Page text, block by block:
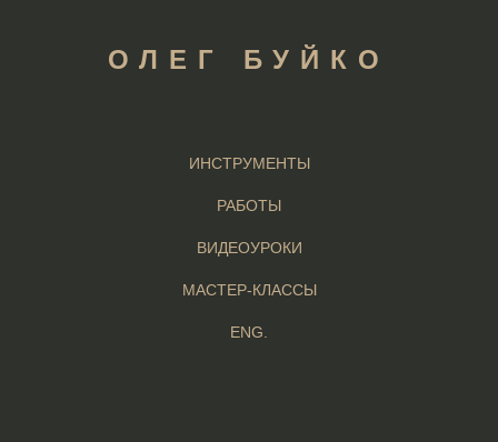
ОЛЕГ БУЙКО
ИНСТРУМЕНТЫ
РАБОТЫ
ВИДЕОУРОКИ
МАСТЕР-КЛАССЫ
ENG.